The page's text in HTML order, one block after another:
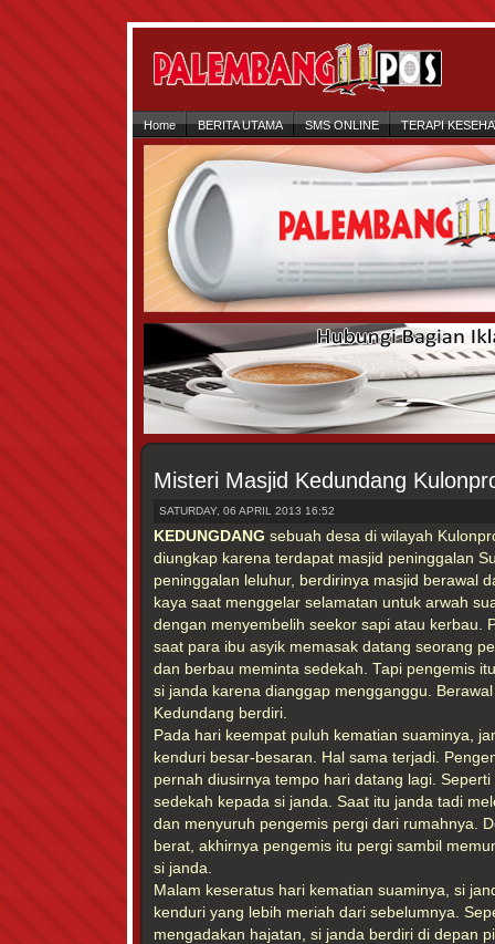
Home BERITA UTAMA SMS ONLINE TERAPI
Misteri Masjid Kedundang
SATURDAY, 06 APRIL 2013 16:52
KEDUNGDANG sebuah desa di wilayah
diungkap karena terdapat masjid peninggalan
peninggalan leluhur, berdirinya masjid berawal
kaya saat menggelar selamatan untuk arwah
dengan menyembelih seekor sapi atau kerbau.
saat para ibu asyik memasak datang seorang
dan berbau meminta sedekah. Tapi pengemis
si janda karena dianggap mengganggu.
Kedundang berdiri.
Pada hari keempat puluh kematian suaminya,
kenduri besar-besaran. Hal sama terjadi.
pernah diusirnya tempo hari datang lagi.
sedekah kepada si janda. Saat itu janda tadi
dan menyuruh pengemis pergi dari rumahnya.
berat, akhirnya pengemis itu pergi sambil
si janda.
Malam keseratus hari kematian suaminya, si
kenduri yang lebih meriah dari sebelumnya.
mengadakan hajatan, si janda berdiri di depan